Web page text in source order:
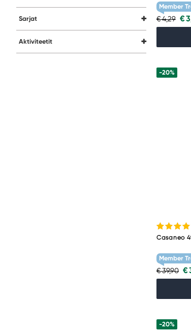
Sarjat
Aktiviteetit
Member
€ 4,29 €
-20%
Casaneo
Member
€ 39,90 €
-20%